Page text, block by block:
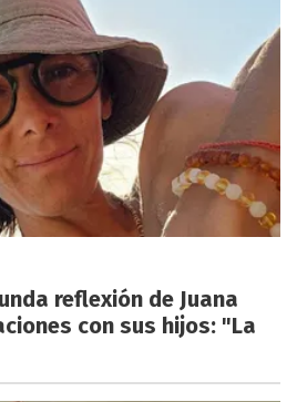
reflexión de Juana
con sus hijos: "La